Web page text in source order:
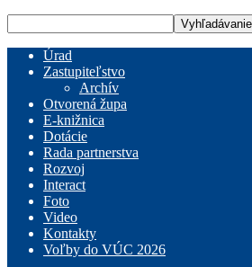
Úrad
Zastupiteľstvo
Archív
Otvorená župa
E-knižnica
Dotácie
Rada partnerstva
Rozvoj
Interact
Foto
Video
Kontakty
Voľby do VÚC 2026